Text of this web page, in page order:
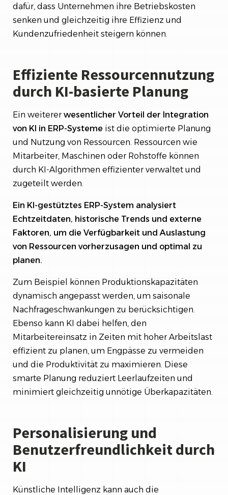
dafür, dass Unternehmen ihre Betriebskosten
senken und gleichzeitig ihre Effizienz und
Kundenzufriedenheit steigern können.
Effiziente Ressourcennutzung
durch KI-basierte Planung
Ein weiterer wesentlicher Vorteil der Integration
von KI in ERP-Systeme ist die optimierte Planung
und Nutzung von Ressourcen. Ressourcen wie
Mitarbeiter, Maschinen oder Rohstoffe können
durch KI-Algorithmen effizienter verwaltet und
zugeteilt werden.
Ein KI-gestütztes ERP-System analysiert
Echtzeitdaten, historische Trends und externe
Faktoren, um die Verfügbarkeit und Auslastung
von Ressourcen vorherzusagen und optimal zu
planen.
Zum Beispiel können Produktionskapazitäten
dynamisch angepasst werden, um saisonale
Nachfrageschwankungen zu berücksichtigen.
Ebenso kann KI dabei helfen, den
Mitarbeitereinsatz in Zeiten mit hoher Arbeitslast
effizient zu planen, um Engpässe zu vermeiden
und die Produktivität zu maximieren. Diese
smarte Planung reduziert Leerlaufzeiten und
minimiert gleichzeitig unnötige Überkapazitäten.
Personalisierung und
Benutzerfreundlichkeit durch
KI
Künstliche Intelligenz kann auch die